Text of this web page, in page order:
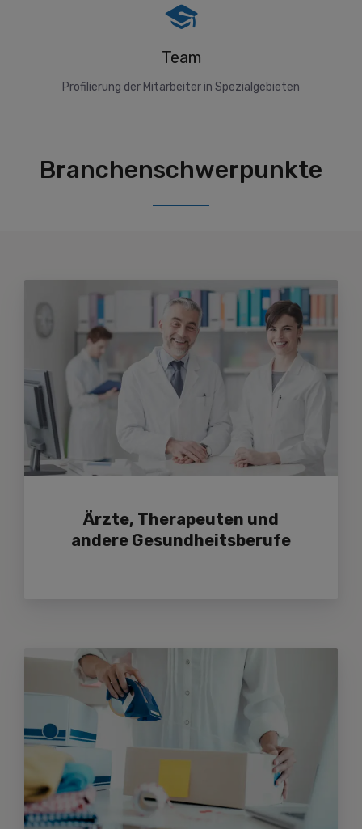
Team
Profilierung der Mitarbeiter in Spezialgebieten
Branchenschwerpunkte
Ärzte, Therapeuten und
andere Gesundheitsberufe